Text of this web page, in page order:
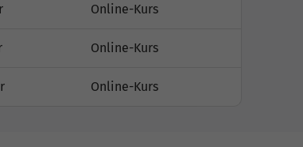
Online-Kurs
Online-Kurs
Online-Kurs